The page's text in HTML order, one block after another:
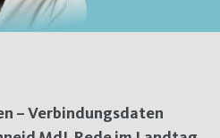
– Verbindungsdaten